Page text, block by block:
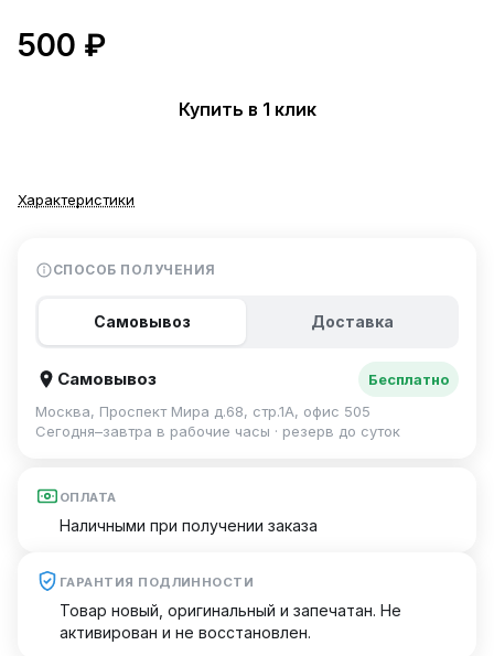
500 ₽
Купить в 1 клик
Характеристики
СПОСОБ ПОЛУЧЕНИЯ
Самовывоз Доставка
Самовывоз
Бесплатно
Москва, Проспект Мира д.68, стр.1А, офис 505
Сегодня–завтра в рабочие часы · резерв до суток
ОПЛАТА
Наличными при получении заказа
ГАРАНТИЯ ПОДЛИННОСТИ
Товар новый, оригинальный и запечатан. Не
активирован и не восстановлен.